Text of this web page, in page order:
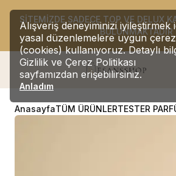
Alışveriş deneyiminizi iyileştirmek
yasal düzenlemelere uygun
(cookies) kullanıyoruz. Detaylı
Gizlilik ve Çerez Politikası
sayfamızdan erişebilirsiniz.
Anladım
SİTEMİZDE SADECE TOP VE DELUX
BULUNMAKTADIR
AnasayfaTÜM ÜRÜNLERTESTER